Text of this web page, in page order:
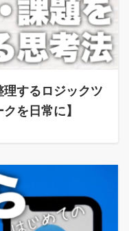
するロジックツ
を日常に】